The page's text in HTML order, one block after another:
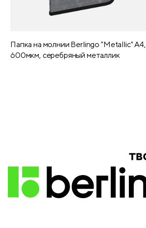
Папка на молнии Berlingo "Metallic" А4,
600мкм, серебряный металлик